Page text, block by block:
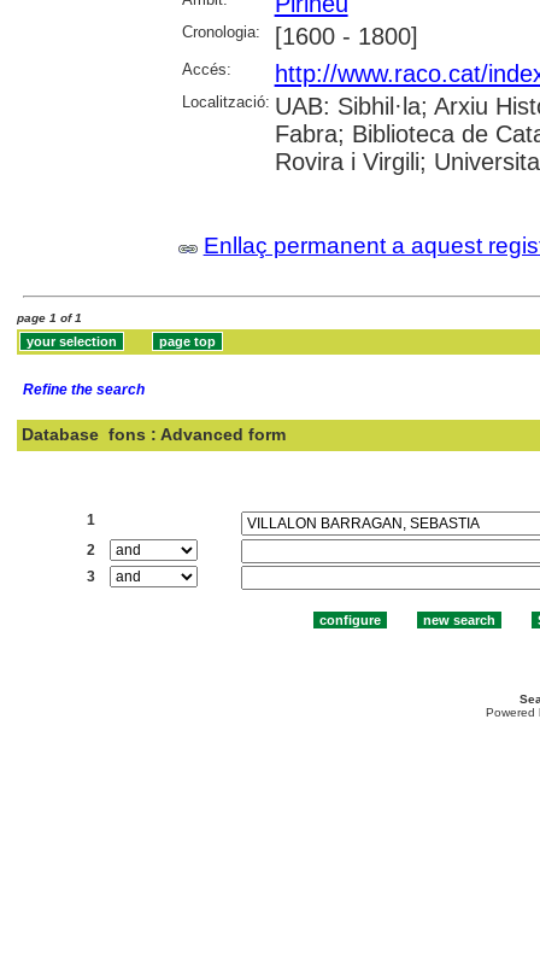
Cronologia: [1600 - 1800]
Accés: http://www.raco.cat/
Localització: UAB: Sibhil·la; Arxiu
Fabra; Biblioteca de
Rovira i Virgili;
Enllaç permanent a aquest
page 1 of 1
Refine the search
Database fons : Advanced form
1
2
3